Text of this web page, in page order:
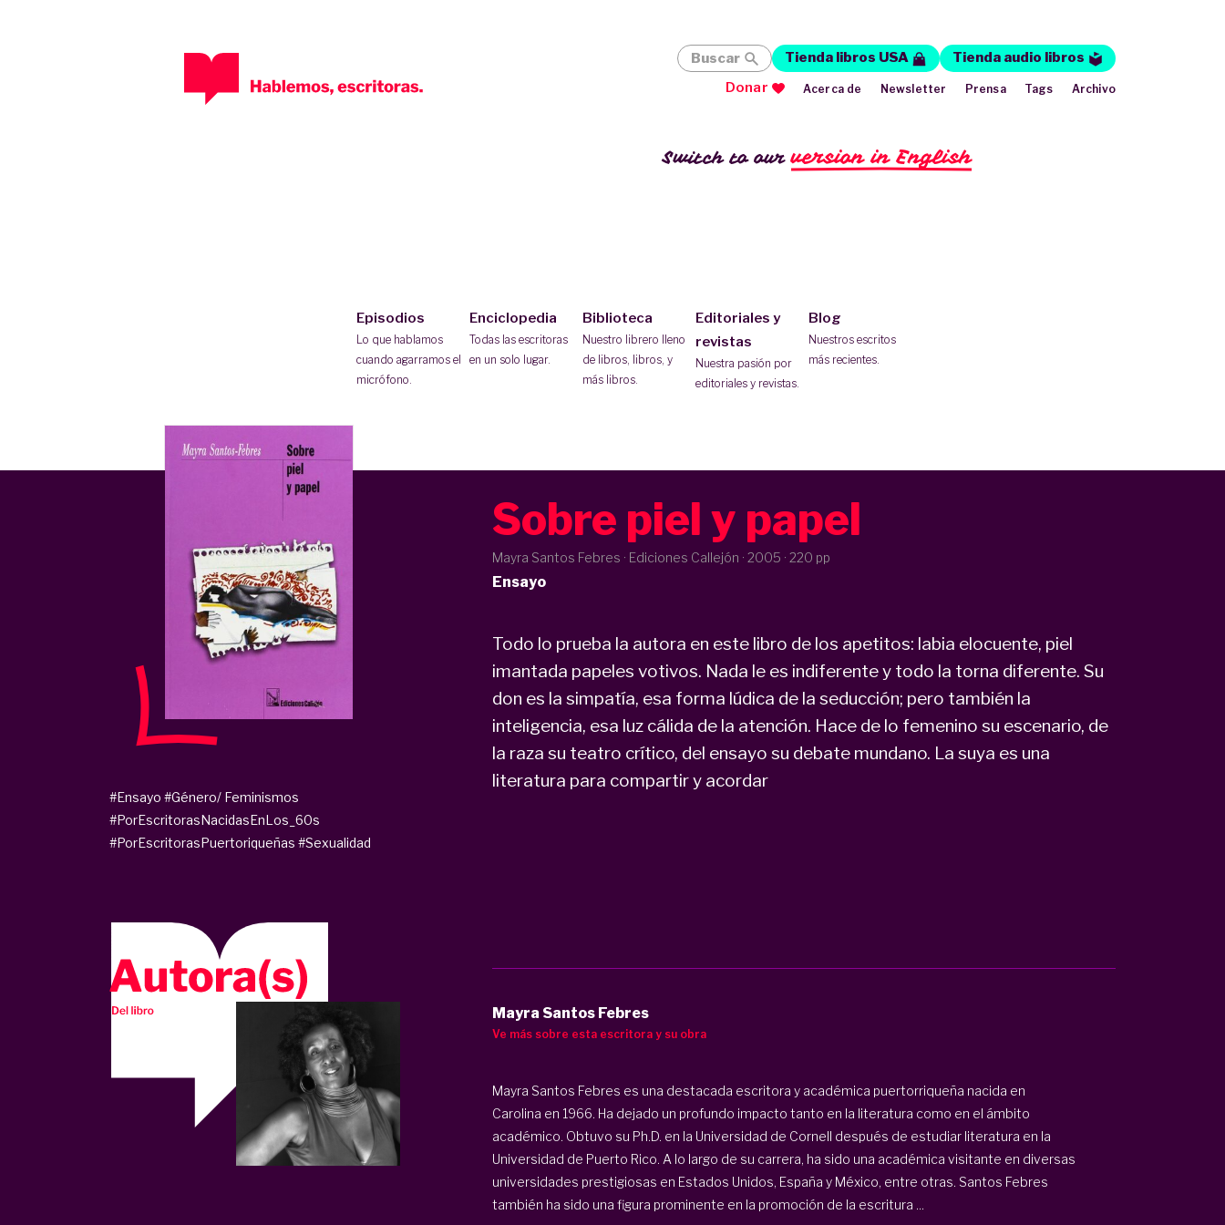
Switch to ourversion in English
Episodios
Lo que hablamos
cuando agarramos el
micrófono.
Enciclopedia
Todas las escritoras
en un solo lugar.
Biblioteca
Nuestro librero lleno
de libros, libros, y
más libros.
Editoriales y
revistas
Nuestra pasión por
editoriales y revistas.
Blog
Nuestros escritos
más recientes.
Buscar Tienda libros USA
Tienda audio libros
Donar
Acerca de Newsletter Prensa Tags Archivo
Sobre piel y papel
Mayra Santos Febres · Ediciones Callejón · 2005 · 220 pp
Ensayo
Todo lo prueba la autora en este libro de los apetitos: labia elocuente, piel
imantada papeles votivos. Nada le es indiferente y todo la torna diferente. Su
don es la simpatía, esa forma lúdica de la seducción; pero también la
inteligencia, esa luz cálida de la atención. Hace de lo femenino su escenario, de
la raza su teatro crítico, del ensayo su debate mundano. La suya es una
literatura para compartir y acordar
#Ensayo #Género/ Feminismos
#PorEscritorasNacidasEnLos_60s
#PorEscritorasPuertoriqueñas #Sexualidad
Mayra Santos Febres
Ve más sobre esta escritora y su obra
Mayra Santos Febres es una destacada escritora y académica puertorriqueña nacida en
Carolina en 1966. Ha dejado un profundo impacto tanto en la literatura como en el ámbito
académico. Obtuvo su Ph.D. en la Universidad de Cornell después de estudiar literatura en la
Universidad de Puerto Rico. A lo largo de su carrera, ha sido una académica visitante en diversas
universidades prestigiosas en Estados Unidos, España y México, entre otras. Santos Febres
también ha sido una figura prominente en la promoción de la escritura ...